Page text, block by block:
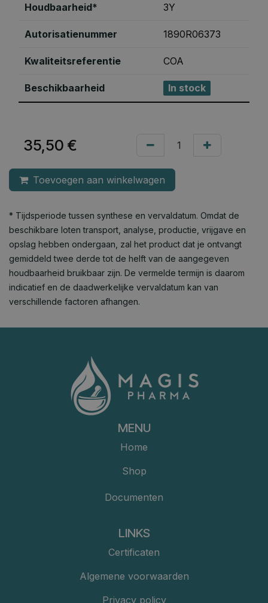
Houdbaarheid* 3Y
Autorisatienummer 1890R06373
Kwaliteitsreferentie COA
Beschikbaarheid In stock
35,50 €
Toevoegen aan winkelwagen
* Tijdsperiode tussen synthese en vervaldatum. Omdat de
beschikbare loten transport, analyse, productie, vrijgave en
opslag hebben ondergaan, zal het product dat je ontvangt
gemiddeld twee derde tot de helft van de aangegeven
houdbaarheid bruikbaar zijn. De vermelde termijn is daarom
indicatief en de daadwerkelijke vervaldatum kan van
verschillende factoren afhangen.
MENU
Home
Shop
Documenten
LINKS
Certificaten
Algemene voorwaarden
Privacy policy